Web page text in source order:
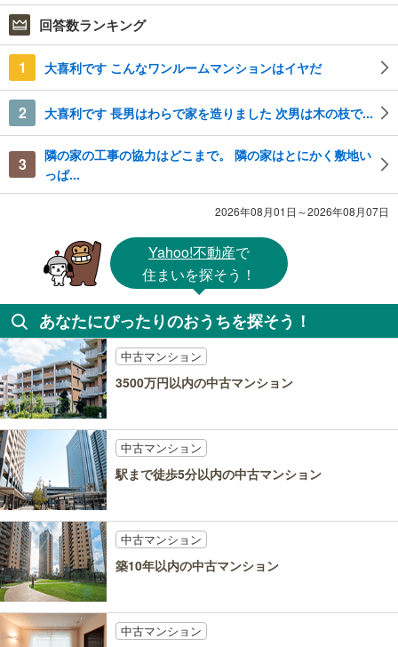
回答数ランキング
1 大喜利です こんなワンルームマンションはイヤだ
2 大喜利です 長男はわらで家を造りました 次男は木の枝で...
3
隣の家の工事の協力はどこまで。 隣の家はとにかく敷地い
っぱ...
2026年08月01日～2026年08月07日
Yahoo!不動産で
住まいを探そう！
あなたにぴったりのおうちを探そう！
中古マンション
3500万円以内の中古マンション
中古マンション
駅まで徒歩5分以内の中古マンション
中古マンション
築10年以内の中古マンション
中古マンション